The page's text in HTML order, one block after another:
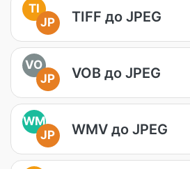
TI
JP
TIFF до JPEG
VO
JP
VOB до JPEG
WM
JP
WMV до JPEG